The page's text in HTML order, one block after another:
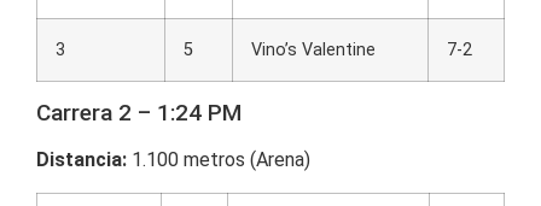
3 5 Vino’s Valentine 7-2
Carrera 2 – 1:24 PM
Distancia: 1.100 metros (Arena)